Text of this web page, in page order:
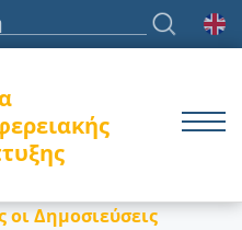
οι Δημοσιεύσεις